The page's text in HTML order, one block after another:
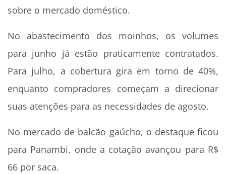
sobre o mercado doméstico.
No abastecimento dos moinhos, os volumes
para junho já estão praticamente contratados.
Para julho, a cobertura gira em torno de 40%,
enquanto compradores começam a direcionar
suas atenções para as necessidades de agosto.
No mercado de balcão gaúcho, o destaque ficou
para Panambi, onde a cotação avançou para R$
66 por saca.